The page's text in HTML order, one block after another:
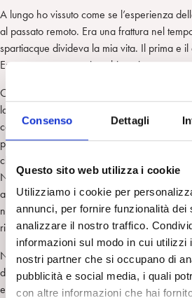
Consenso Dettagli
Questo sito web utilizza i cookie
Utilizziamo i cookie per
annunci, per fornire funzionalità dei
analizzare il nostro traffico.
informazioni sul modo in cui utilizzi
nostri partner che si occupano di
pubblicità e social media, i quali
con altre informazioni che hai
A lungo ho vissuto come se l’esperienza
al passato remoto. Era una frattura nel
spartiacque divideva la mia vita. Il prima e
Eppure erano passati pochi anni.
Occupandomi del problema anche da un
lavorando con persone che hanno vissuto
compreso che il mio sentire rispondeva a
potevano avere trascorso l’infanzia e la
chilometri di distanza dai luoghi in cui vivono
New York, Londra e Tel Aviv. Ma la frattura
andamento. Solo molto tempo dopo, grazie
non hanno sperimentato direttamente il
riannodarsi rinnovando l’interesse per i
Nel mio dolore non ero solo. Elaborando la
di aiuto a chi in condizioni diverse ha
ed era alla ricerca di un ritrovamento che